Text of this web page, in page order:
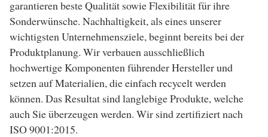
garantieren beste Qualität sowie Flexibilität für ihre
Sonderwünsche. Nachhaltigkeit, als eines unserer
wichtigsten Unternehmensziele, beginnt bereits bei der
Produktplanung. Wir verbauen ausschließlich
hochwertige Komponenten führender Hersteller und
setzen auf Materialien, die einfach recycelt werden
können. Das Resultat sind langlebige Produkte, welche
auch Sie überzeugen werden. Wir sind zertifiziert nach
ISO 9001:2015.